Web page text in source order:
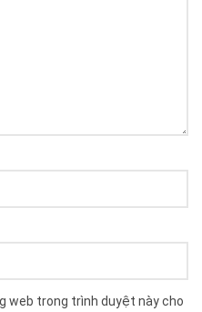
web trong trình duyệt này cho